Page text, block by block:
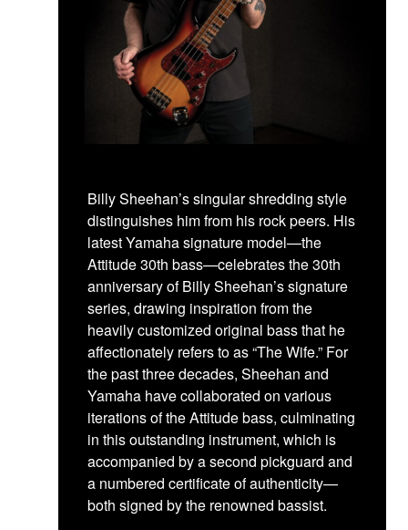
Billy Sheehan’s singular shredding style
distinguishes him from his rock peers. His
latest Yamaha signature model—the
Attitude 30th bass—celebrates the 30th
anniversary of Billy Sheehan’s signature
series, drawing inspiration from the
heavily customized original bass that he
affectionately refers to as “The Wife.” For
the past three decades, Sheehan and
Yamaha have collaborated on various
iterations of the Attitude bass, culminating
in this outstanding instrument, which is
accompanied by a second pickguard and
a numbered certificate of authenticity—
both signed by the renowned bassist.